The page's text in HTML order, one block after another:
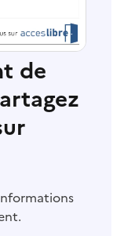
de